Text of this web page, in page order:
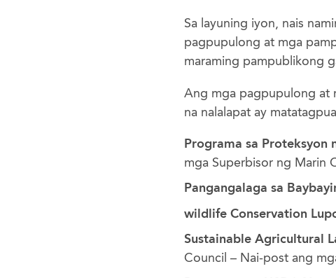
Sa layuning iyon, nais
pagpupulong at mga
maraming pampublikong
Ang mga pagpupulong at
na nalalapat ay
Programa sa Proteksyon
mga Superbisor ng Marin
Pangangalaga sa
wildlife Conservation
Sustainable Agricultural
Council – Nai-post ang